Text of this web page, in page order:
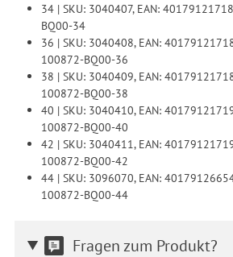
34 | SKU: 3040407, EAN:
BQ00-34
36 | SKU: 3040408, EAN:
100872-BQ00-36
38 | SKU: 3040409, EAN:
100872-BQ00-38
40 | SKU: 3040410, EAN:
100872-BQ00-40
42 | SKU: 3040411, EAN:
100872-BQ00-42
44 | SKU: 3096070, EAN:
100872-BQ00-44
Fragen zum Produkt?